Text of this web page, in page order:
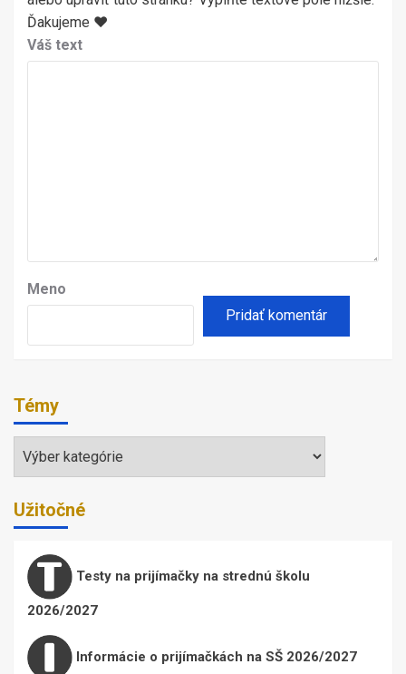
Ďakujeme ♥
Váš text
Meno
Témy
Užitočné
Testy na prijímačky na strednú školu
2026/2027
Informácie o prijímačkách na SŠ 2026/2027